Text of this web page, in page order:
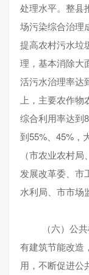
处理水平。整县
场污染综合治理
提高农村污水垃
理，基本消除大
活污水治理率达
上，主要农作
综合利用率达到
到55%、45%，
（市农业农村
发展改革委、市
水利局、市市场
（六）公
有建筑节能改造
用，不断促进公